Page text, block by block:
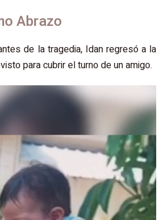
Abrazo
de la tragedia, Idan regresó a la
para cubrir el turno de un amigo.